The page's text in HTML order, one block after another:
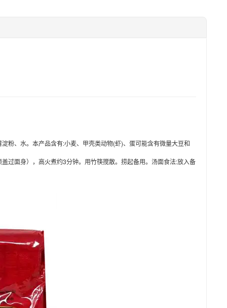
粉、水。本产品含有:小麦、甲壳类动物(虾)、蛋可能含有微量大豆和
过面身），高火煮约3分钟。用竹筷搅散。捞起备用。汤面食法:放入备